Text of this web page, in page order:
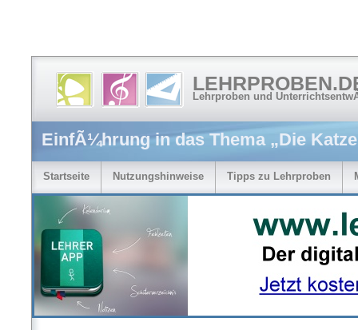
Lehrproben und
EinfÃ¼hrung in das Thema „Die
Startseite Nutzungshinweise Tipps zu Lehrproben